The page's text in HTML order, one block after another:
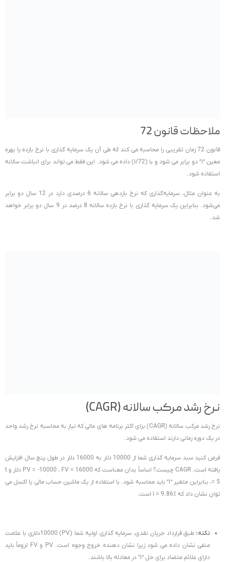
ملاحظات قانون 72
قانون 72 زمان تقریبی را محاسبه می کند که طی آن یک سرمایه گذاری با نرخ بازده یا بهره
معین “i” دو برابر می شود و با (i/72) داده می شود. این فقط می تواند برای انباشت سالانه
استفاده شود.
به عنوان مثال، سرمایه‌گذاری‌ که نرخ بازدهی سالانه 6 درصدی دارد در 12 سال دو برابر
می‌شود. بنابراین یک سرمایه گذاری با نرخ بازده سالانه 8 درصد در 9 سال دو برابر خواهد
شد.
نرخ رشد مرکب سالانه (CAGR)
نرخ رشد مرکب سالانه (CAGR) برای اکثر برنامه های مالی که نیاز به محاسبه نرخ رشد واحد
در یک دوره زمانی دارند استفاده می شود.
فرض کنید سبد سرمایه گذاری شما از 10000 دلار به 16000 دلار در طول پنج سال افزایش
یافته است. CAGR چیست؟ اساساً بدان معناست که PV = -10000 ، FV = 16000 دلار و t
= 5، بنابراین متغیر “i” باید محاسبه شود. با استفاده از یک ماشین حساب مالی یا اکسل می
توان نشان داد که i = 9.86٪ است.
نکته:
طبق قرارداد جریان نقدی، سرمایه گذاری اولیه شما (PV) 10000دلاری با علامت
منفی نشان داده می شود زیرا نشان دهنده خروج وجوه است. PV و FV لزوماً باید
دارای علائم متضاد برای حل “i” در معادله بالا باشند.